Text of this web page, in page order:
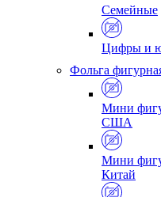
Семейные
Цифры и
Фольга
Мини
США
Мини
Китай